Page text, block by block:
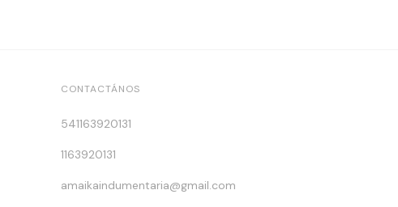
CONTACTÁNOS
541163920131
1163920131
amaikaindumentaria@gmail.com